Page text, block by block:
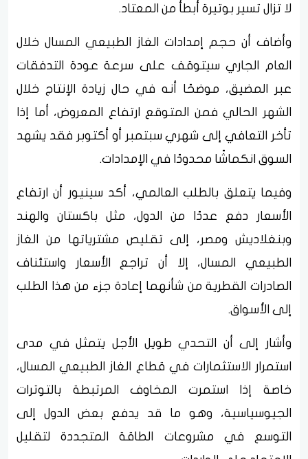
لا تزال تسير بوتيرة أبطأ من المعتاد.
وأضاف أن حجم إمدادات الغاز الطبيعي المسال خلال
العام الجاري سيتوقف على سرعة عودة التدفقات
عبر المضيق، موضحًا أنه في حال زيادة الإنتاج خلال
الشهر الحالي فمن المتوقع ارتفاع المعروض، أما إذا
تأخر التعافي إلى شهري سبتمبر أو أكتوبر فقد يشهد
السوق انكماشًا محدودًا في الإمدادات.
وفيما يتعلق بالطلب العالمي، أكد سينيور أن ارتفاع
الأسعار دفع عددًا من الدول، مثل باكستان والهند
وبنغلاديش ومصر، إلى تقليص مشترياتها من الغاز
الطبيعي المسال، إلا أن تراجع الأسعار واستئناف
الصادرات القطرية من شأنهما إعادة جزء من هذا الطلب
إلى الأسواق.
وأشار إلى أن التحدي طويل الأجل يتمثل في مدى
استمرار الاستثمارات في قطاع الغاز الطبيعي المسال،
خاصة إذا استمرت المخاوف المرتبطة بالتوترات
الجيوسياسية، وهو ما قد يدفع بعض الدول إلى
التوسع في مشروعات الطاقة المتجددة لتقليل